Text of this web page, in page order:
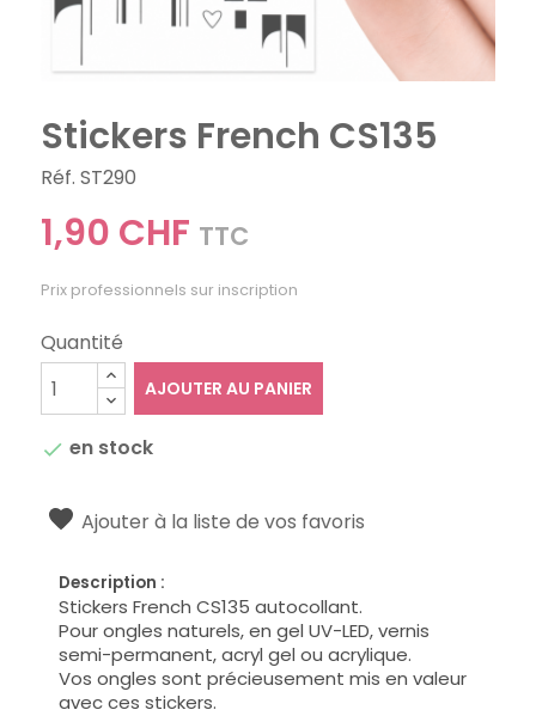
Stickers French CS135
Réf. ST290
1,90 CHF TTC
Prix professionnels sur inscription
Quantité
AJOUTER AU PANIER
 en stock
Ajouter à la liste de vos favoris
Description :
Stickers French CS135 autocollant.
Pour ongles naturels, en gel UV-LED, vernis
semi-permanent, acryl gel ou acrylique.
Vos ongles sont précieusement mis en valeur
avec ces stickers.